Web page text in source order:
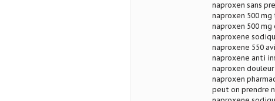
naproxen sans
naproxen 500
naproxen 500
naproxene
naproxene 550
naproxene anti
naproxen
naproxen
peut on prendre